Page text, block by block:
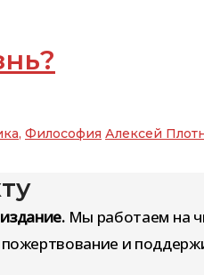
, Философия Алексей
Мы работаем на
и